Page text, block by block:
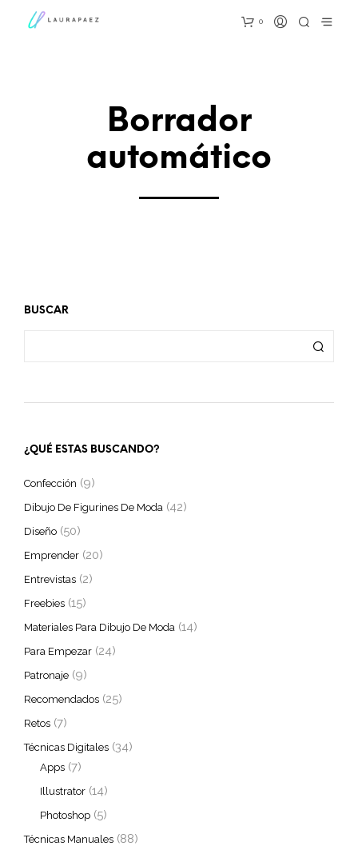
0
Borrador
automático
BUSCAR
¿QUÉ ESTAS BUSCANDO?
Confección (9)
Dibujo De Figurines De Moda (42)
Diseño (50)
Emprender (20)
Entrevistas (2)
Freebies (15)
Materiales Para Dibujo De Moda (14)
Para Empezar (24)
Patronaje (9)
Recomendados (25)
Retos (7)
Técnicas Digitales (34)
Apps (7)
Illustrator (14)
Photoshop (5)
Técnicas Manuales (88)